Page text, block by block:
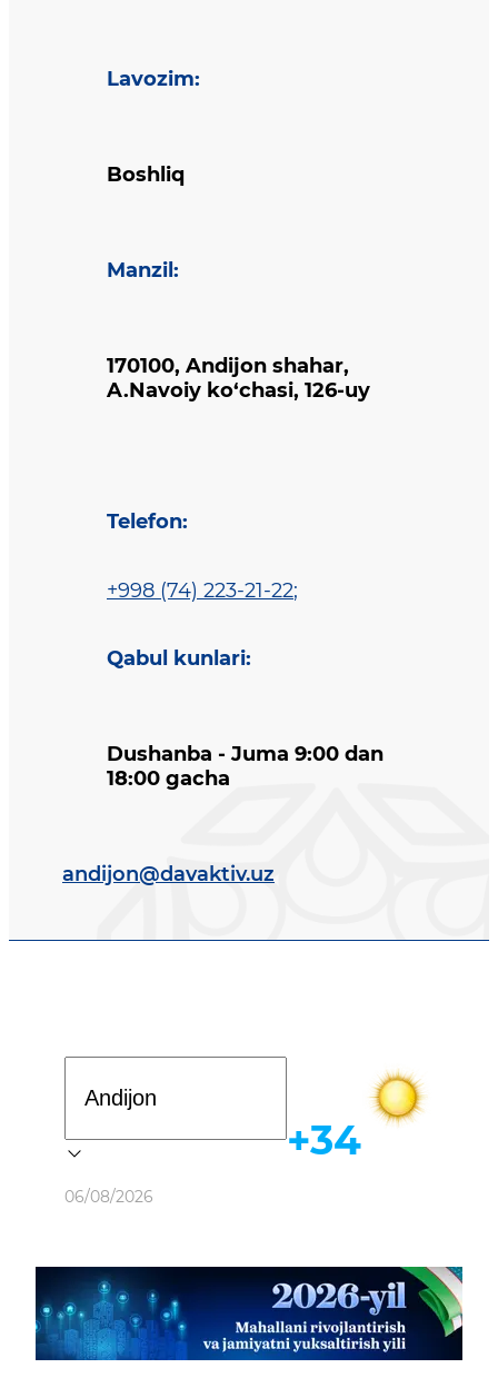
Lavozim:
Boshliq
Manzil :
170100, Andijon shahar,
A.Navoiy ko‘chasi, 126-uy
Telefon:
+998 (74) 223-21-22;
Qabul kunlari:
Dushanba - Juma 9:00 dan
18:00 gacha
andijon@davaktiv.uz
Ob-havo
06/08/2026
+34